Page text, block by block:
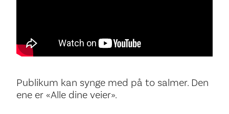
Publikum kan synge med på to salmer. Den
ene er «Alle dine veier».